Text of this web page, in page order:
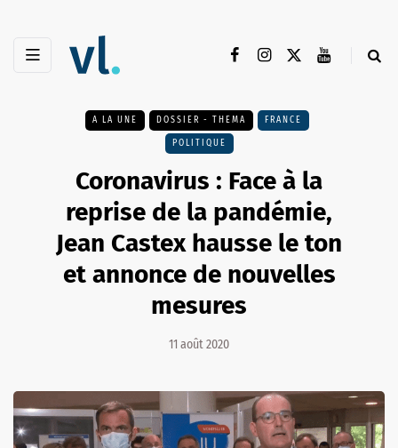
A LA UNE DOSSIER - THEMA FRANCE
POLITIQUE
Coronavirus : Face à la
reprise de la pandémie,
Jean Castex hausse le ton
et annonce de nouvelles
mesures
11 août 2020